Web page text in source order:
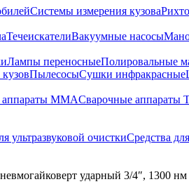
Системы измерения кузова
ТечеискателиВакуумные насосы
Лампы переносныеПолировальные
ПылесосыСушки инфракрасные
MMAСварочные аппараты
ультразвуковой очисткиСредства
ударный 3/4″, 1300 нм